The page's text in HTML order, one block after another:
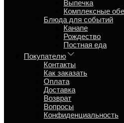
Выпечка
Комплексные
Блюда для событий
Канапе
Рождество
Постная еда
Покупателю
Контакты
Как заказать
Оплата
Доставка
Возврат
Вопросы
Конфиденциальность
Обзор
Характеристики
Отзывы
Страница
Страница
Страница
В магазине «Кутья.рф»